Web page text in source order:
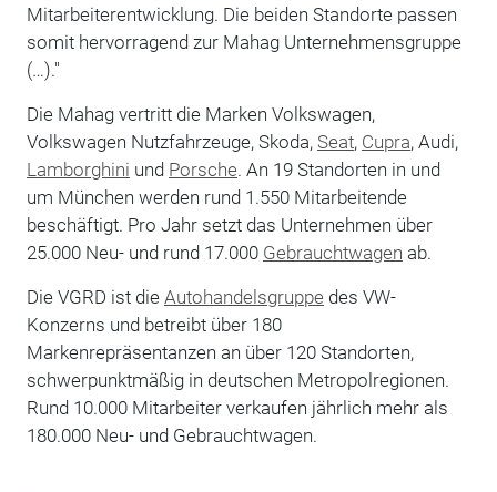
Mitarbeiterentwicklung. Die beiden Standorte passen
somit hervorragend zur Mahag Unternehmensgruppe
(…)."
Die Mahag vertritt die Marken Volkswagen,
Volkswagen Nutzfahrzeuge, Skoda, Seat, Cupra, Audi,
Lamborghini und Porsche. An 19 Standorten in und
um München werden rund 1.550 Mitarbeitende
beschäftigt. Pro Jahr setzt das Unternehmen über
25.000 Neu- und rund 17.000 Gebrauchtwagen ab.
Die VGRD ist die Autohandelsgruppe des VW-
Konzerns und betreibt über 180
Markenrepräsentanzen an über 120 Standorten,
schwerpunktmäßig in deutschen Metropolregionen.
Rund 10.000 Mitarbeiter verkaufen jährlich mehr als
180.000 Neu- und Gebrauchtwagen.